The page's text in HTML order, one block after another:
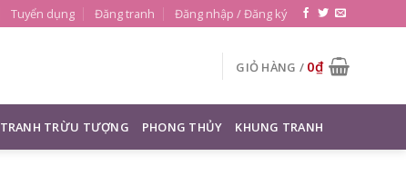
Tuyển dụng Đăng tranh Đăng nhập / Đăng ký
GIỎ HÀNG / 0₫
TRANH TRỪU TƯỢNG PHONG THỦY KHUNG TRANH